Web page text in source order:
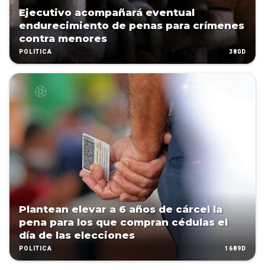
Ejecutivo acompañará eventual
endurecimiento de penas para crímenes
contra menores
POLÍTICA 380D
Plantean elevar a 6 años de cárcel la
pena para los que compran cédulas el
día de las elecciones
POLÍTICA 1689D